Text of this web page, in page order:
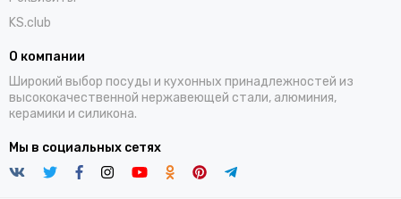
KS.club
О компании
Широкий выбор посуды и кухонных принадлежностей из
высококачественной нержавеющей стали, алюминия,
керамики и силикона.
Мы в социальных сетях